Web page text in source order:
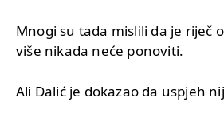
Mnogi su tada mislili da je riječ
više nikada neće ponoviti.
Ali Dalić je dokazao da uspjeh